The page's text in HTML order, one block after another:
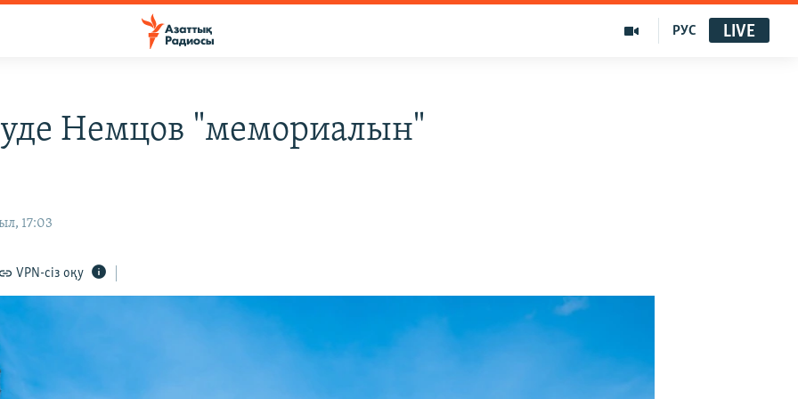
РУС LIVE
Немцов "мемориалын"
17:03
VPN-сіз оқу